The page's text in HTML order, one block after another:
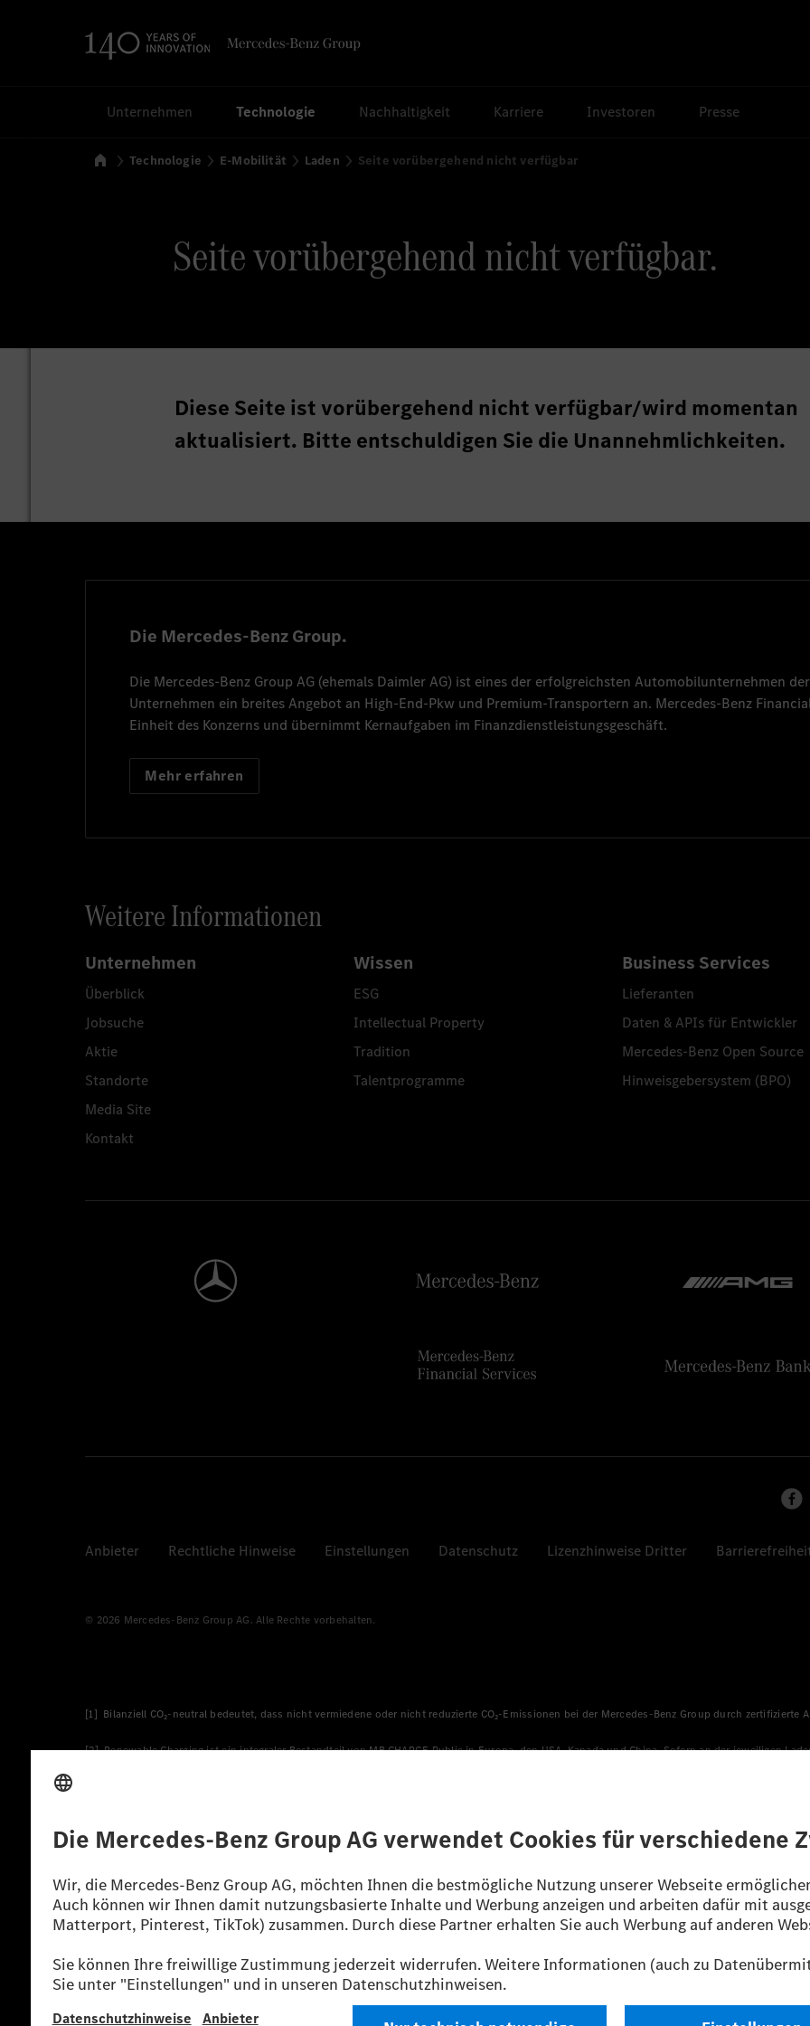
Unternehmen Technologie Nachhaltigkeit Karriere Investoren Presse
Startseite
Technologie E-Mobilität Laden Seite vorübergehend nicht verfügbar
Seite vorübergehend nicht verfügbar.
Diese Seite ist vorübergehend nicht verfügbar/wird momentan
aktualisiert. Bitte entschuldigen Sie die Unannehmlichkeiten.
Die Mercedes-Benz Group.
Die Mercedes-Benz Group AG (ehemals Daimler AG) ist eines der erfolgreichsten Automobilunternehmen
Unternehmen ein breites Angebot an High-End-Pkw und Premium-Transportern an. Mercedes-Benz
Einheit des Konzerns und übernimmt Kernaufgaben im Finanzdienstleistungsgeschäft.
Mehr erfahren
Weitere Informationen
Unternehmen
Überblick
Jobsuche
Aktie
Standorte
Media Site
Kontakt
Wissen
ESG
Intellectual Property
Tradition
Talentprogramme
Business Services
Lieferanten
Daten & APIs für Entwickler
Mercedes-Benz Open Source
Hinweisgebersystem (BPO)
Anbieter Rechtliche Hinweise Einstellungen Datenschutz Lizenzhinweise Dritter
© 2026 Mercedes-Benz Group AG. Alle Rechte vorbehalten.
[1] Bilanziell CO₂-neutral bedeutet, dass nicht vermiedene oder nicht reduzierte CO₂-Emissionen bei der Mercedes-Benz Group durch zertifizierte
[2] Renewable Charging ist ein integraler Bestandteil von MB.CHARGE Public in Europa, den USA, Kanada und China. Sofern an der jeweiligen
* Die angegebenen Werte wurden nach dem vorgeschriebenen Messverfahren WLTP (Worldwide harmonised Light vehicles Test Procedure)
europäischen Markt. Der Energieverbrauch und der CO₂-Ausstoß eines Pkw sind nicht nur von der effizienten Ausnutzung des Kraftstoffs bzw.
** Der Stromverbrauch wurde auf der Grundlage der VO 692/2008/EG nach NEFZ ermittelt. Der Stromverbrauch ist abhängig von der
*** Angaben zum Stromverbrauch und zur Reichweite sind vorläufig und wurden intern nach Maßgabe der Zertifizierungsmethode „WLTP-
möglich.